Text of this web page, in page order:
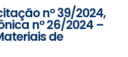
nº 39/2024,
nº 26/2024 –
de